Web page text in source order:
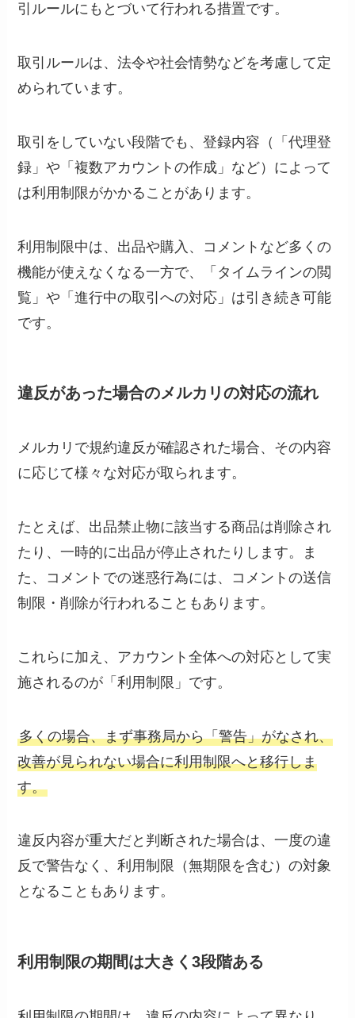
引ルールにもとづいて行われる措置です。
取引ルールは、法令や社会情勢などを考慮して定
められています。
取引をしていない段階でも、登録内容（「代理登
録」や「複数アカウントの作成」など）によって
は利用制限がかかることがあります。
利用制限中は、出品や購入、コメントなど多くの
機能が使えなくなる一方で、「タイムラインの閲
覧」や「進行中の取引への対応」は引き続き可能
です。
違反があった場合のメルカリの対応の流れ
メルカリで規約違反が確認された場合、その内容
に応じて様々な対応が取られます。
たとえば、出品禁止物に該当する商品は削除され
たり、一時的に出品が停止されたりします。ま
た、コメントでの迷惑行為には、コメントの送信
制限・削除が行われることもあります。
これらに加え、アカウント全体への対応として実
施されるのが「利用制限」です。
多くの場合、まず事務局から「警告」がなされ、
改善が見られない場合に利用制限へと移行しま
す。
違反内容が重大だと判断された場合は、一度の違
反で警告なく、利用制限（無期限を含む）の対象
となることもあります。
利用制限の期間は大きく3段階ある